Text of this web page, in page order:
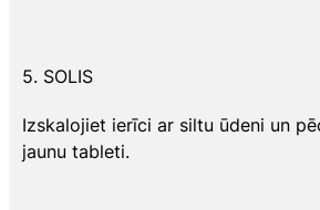
5. SOLIS
Izskalojiet ierīci ar siltu ūdeni un
jaunu tableti.